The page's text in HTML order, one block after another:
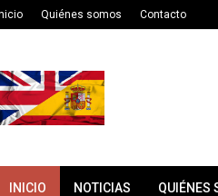
Quiénes somos Contacto
INICIO NOTICIAS QUIÉNES